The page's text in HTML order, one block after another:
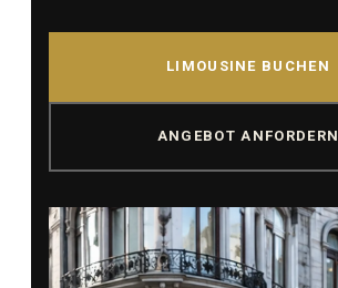
LIMOUSINE BUCHEN
ANGEBOT ANFORDERN